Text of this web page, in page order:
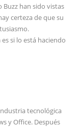
Buzz han sido vistas
certeza de que su
si lo está haciendo
tecnológica
y Office. Después